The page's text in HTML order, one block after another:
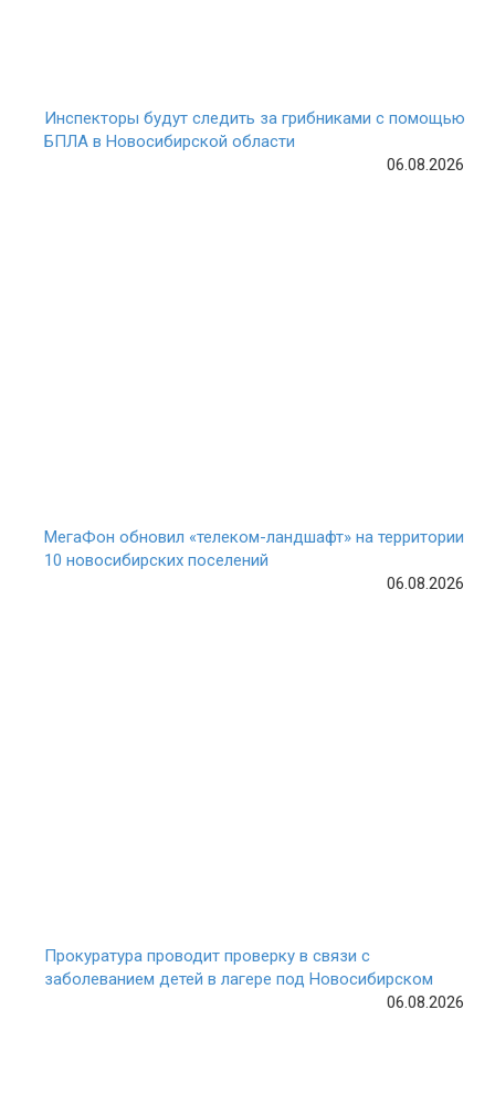
Инспекторы будут следить за грибниками с помощью
БПЛА в Новосибирской области
06.08.2026
МегаФон обновил «телеком-ландшафт» на территории
10 новосибирских поселений
06.08.2026
Прокуратура проводит проверку в связи с
заболеванием детей в лагере под Новосибирском
06.08.2026